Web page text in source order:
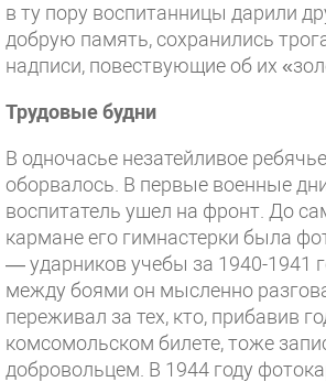
в ту пору воспитанницы дарили
добрую память, сохранились
надписи, повествующие об их
Трудовые будни
В одночасье незатейливое
оборвалось. В первые военные
воспитатель ушел на фронт. До
кармане его гимнастерки была
— ударников учебы за 1940-1941
между боями он мысленно
переживал за тех, кто, прибавив
комсомольском билете, тоже
добровольцем. В 1944 году